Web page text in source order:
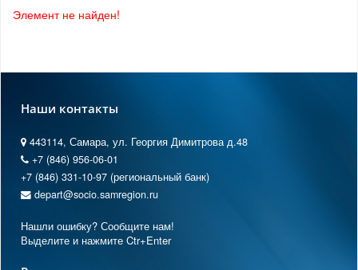
Элемент не найден!
Наши контакты
443114, Самара, ул. Георгия Димитрова д.48
+7 (846) 956-06-01
+7 (846) 331-10-97 (региональный банк)
depart@socio.samregion.ru
Нашли ошибку? Сообщите нам!
Выделите и нажмите Ctr+Enter